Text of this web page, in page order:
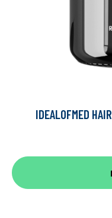
IDEALOFMED